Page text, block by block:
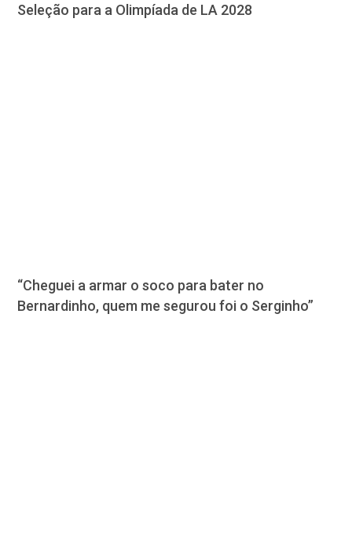
Seleção para a Olimpíada de LA 2028
“Cheguei a armar o soco para bater no
Bernardinho, quem me segurou foi o Serginho”